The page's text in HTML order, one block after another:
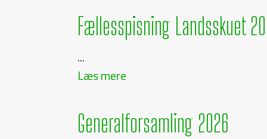
Fællesspisning Landsskuet
...
Læs mere
Generalforsamling 2026